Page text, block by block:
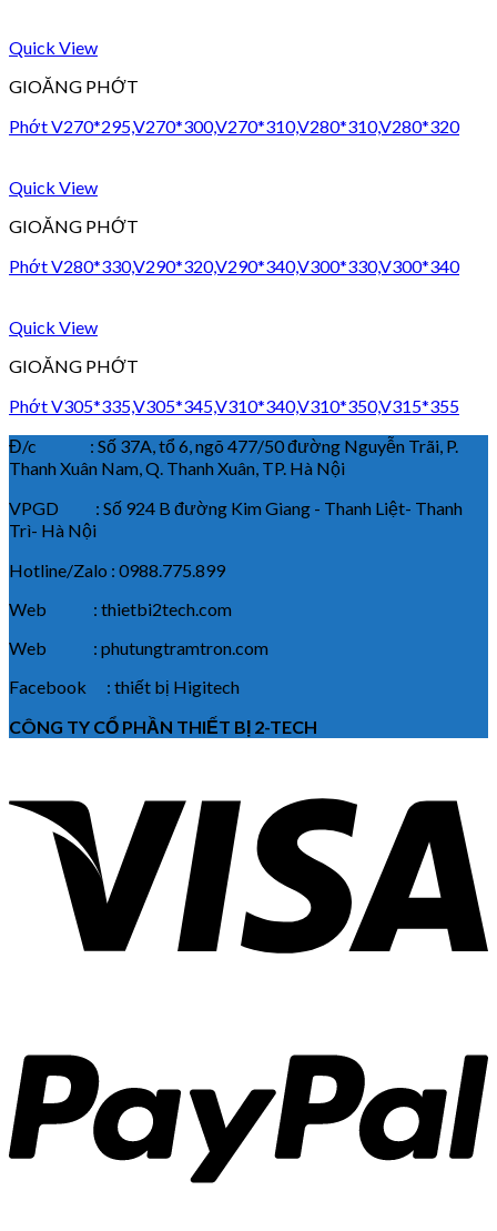
Quick View
GIOĂNG PHỚT
Phớt V270*295,V270*300,V270*310,V280*310,V280*320
Quick View
GIOĂNG PHỚT
Phớt V280*330,V290*320,V290*340,V300*330,V300*340
Quick View
GIOĂNG PHỚT
Phớt V305*335,V305*345,V310*340,V310*350,V315*355
Đ/c : Số 37A, tổ 6, ngõ 477/50 đường Nguyễn Trãi, P.
Thanh Xuân Nam, Q. Thanh Xuân, TP. Hà Nội
VPGD : Số 924 B đường Kim Giang - Thanh Liệt- Thanh
Trì- Hà Nội
Hotline/Zalo : 0988.775.899
Web : thietbi2tech.com
Web : phutungtramtron.com
Facebook : thiết bị Higitech
CÔNG TY CỔ PHẦN THIẾT BỊ 2-TECH